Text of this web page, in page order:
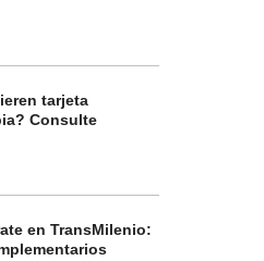
tarjeta
Consulte
en TransMilenio: